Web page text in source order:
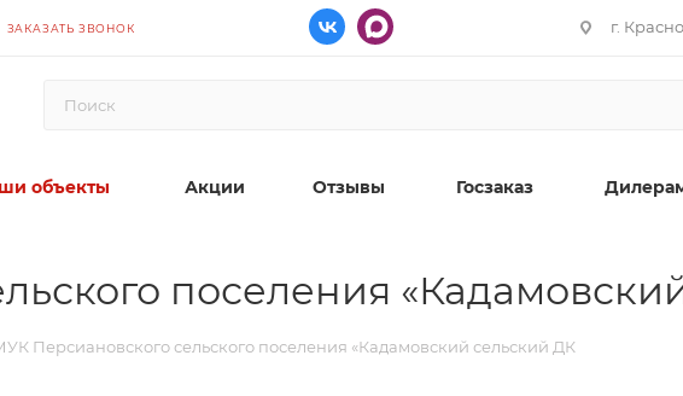
ЗАКАЗАТЬ ЗВОНОК г.
объекты Акции Отзывы Госзаказ
поселения
Персиановского сельского поселения «Кадамовский сельский ДК